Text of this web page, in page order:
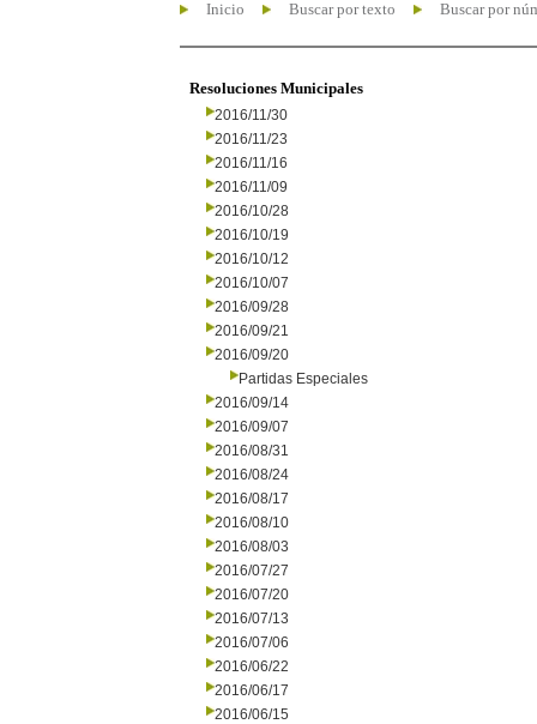
Inicio Buscar por texto Buscar por
Resoluciones Municipales
2016/11/30
2016/11/23
2016/11/16
2016/11/09
2016/10/28
2016/10/19
2016/10/12
2016/10/07
2016/09/28
2016/09/21
2016/09/20
Partidas Especiales
2016/09/14
2016/09/07
2016/08/31
2016/08/24
2016/08/17
2016/08/10
2016/08/03
2016/07/27
2016/07/20
2016/07/13
2016/07/06
2016/06/22
2016/06/17
2016/06/15